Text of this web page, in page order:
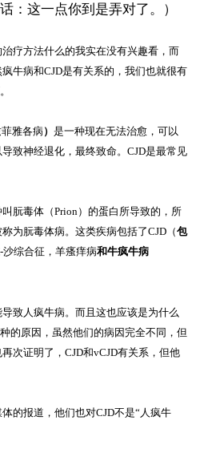
：这一点你到是弄对了。）
疗方法什么的我实在没有兴趣看，而
牛病和CJD是有关系的，我们也就很有
雅各病） 是一种现在无法治愈，可以
致神经退化，最终致命。CJD是最常见
朊毒体（Prion）的蛋白所导致的，所
为朊毒体病。 这类疾病包括了CJD（包
沙综合征，羊瘙痒病和牛疯牛病
致人疯牛病。而且这也应该是为什么
的原因，虽然他们的病因完全不同，但
次证明了，CJD和vCJD有关系，但他
的报道，他们也对CJD不是“人疯牛